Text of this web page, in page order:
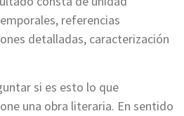
referencias
detalladas, caracterización
si es esto lo que
una obra literaria. En sentido